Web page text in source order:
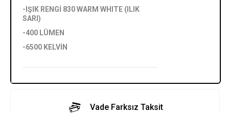
-IŞIK RENGİ 830 WARM WHITE (ILIK
SARI)
-400 LÜMEN
-6500 KELVİN
Vade Farksız Taksit